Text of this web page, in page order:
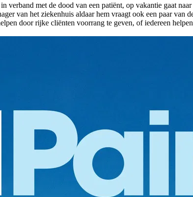
verband met de dood van een patiënt, op vakantie gaat
van het ziekenhuis aldaar hem vraagt ook een paar
door rijke cliënten voorrang te geven, of iedereen